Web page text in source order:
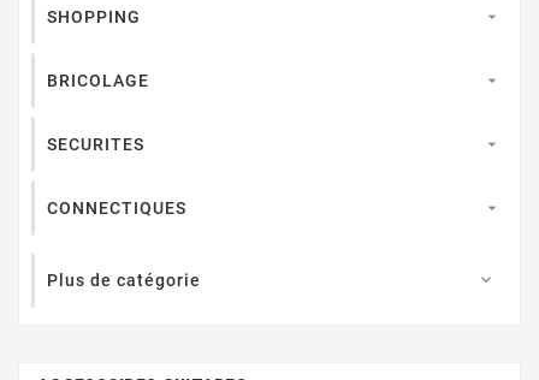
SHOPPING 
BRICOLAGE 
SECURITES 
CONNECTIQUES 
Plus de catégorie 